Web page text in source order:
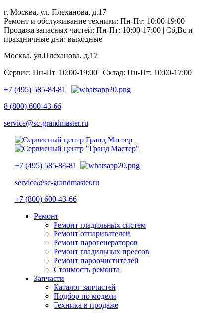
г. Москва, ул. Плеханова, д.17
Ремонт и обслуживание техники: Пн-Пт: 10:00-19:00
Продажа запасных частей: Пн-Пт: 10:00-17:00 | Сб,Вс и
праздничные дни: выходные
Москва, ул.Плеханова, д.17
Сервис: Пн-Пт: 10:00-19:00 | Склад: Пн-Пт: 10:00-17:00
+7 (495) 585-84-81
8 (800) 600-43-66
service@sc-grandmaster.ru
+7 (495) 585-84-81
service@sc-grandmaster.ru
+7 (800) 600-43-66
Ремонт
Ремонт гладильных систем
Ремонт отпаривателей
Ремонт парогенераторов
Ремонт гладильных прессов
Ремонт пароочистителей
Стоимость ремонта
Запчасти
Каталог запчастей
Подбор по модели
Техника в продаже